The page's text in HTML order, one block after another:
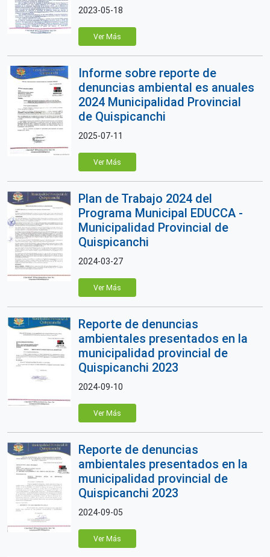
2023-05-18
Ver Más
Informe sobre reporte de
denuncias ambiental es anuales
2024 Municipalidad Provincial
de Quispicanchi
2025-07-11
Ver Más
Plan de Trabajo 2024 del
Programa Municipal EDUCCA -
Municipalidad Provincial de
Quispicanchi
2024-03-27
Ver Más
Reporte de denuncias
ambientales presentados en la
municipalidad provincial de
Quispicanchi 2023
2024-09-10
Ver Más
Reporte de denuncias
ambientales presentados en la
municipalidad provincial de
Quispicanchi 2023
2024-09-05
Ver Más